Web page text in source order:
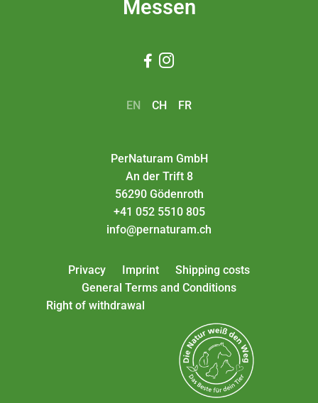
Messen
 
EN CH FR
PerNaturam GmbH
An der Trift 8
56290 Gödenroth
+41 052 5510 805
info@pernaturam.ch
Privacy Imprint
Shipping costs
General Terms and Conditions
Right of withdrawal